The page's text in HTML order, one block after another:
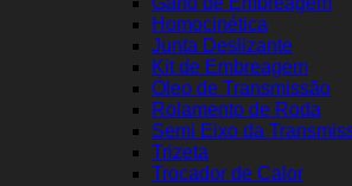
Homocinética
Junta Deslizante
Kit de Embreagem
Óleo de Transmissão
Rolamento de Roda
Semi Eixo da
Trizeta
Trocador de Calor